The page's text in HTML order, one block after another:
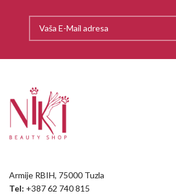
Armije RBIH, 75000 Tuzla
Tel: +387 62 740 815